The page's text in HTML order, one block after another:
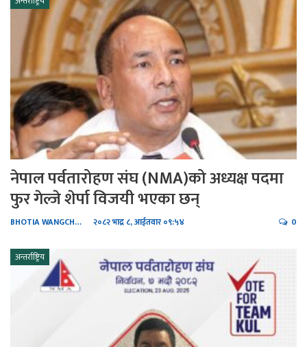
नेपाल पर्वतारोहण संघ (NMA)को अध्यक्ष पदमा
फुर गेल्जे शेर्पा विजयी भएका छन्
BHOTIA WANGCHHIRING २०८२ भाद्र ८, आईतवार ०९:५४ 0
अन्तर्राष्ट्रिय